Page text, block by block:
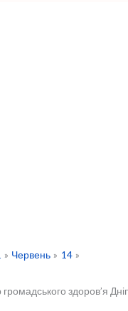
Червень 14
здоров’я